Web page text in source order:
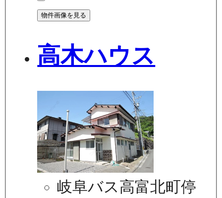
物件画像を見る
高木ハウス
岐阜バス高富北町停